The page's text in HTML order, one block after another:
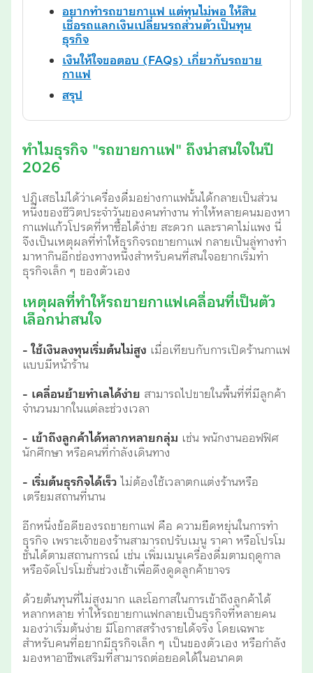
อยากทำรถขายกาแฟ แต่ทุนไม่พอ ให้สิน
เชื่อรถแลกเงินเปลี่ยนรถส่วนตัวเป็นทุน
ธุรกิจ
เงินให้ใจขอตอบ (FAQs) เกี่ยวกับรถขาย
กาแฟ
สรุป
ทำไมธุรกิจ "รถขายกาแฟ" ถึงน่าสนใจในปี
2026
ปฏิเสธไม่ได้ว่าเครื่องดื่มอย่างกาแฟนั้นได้กลายเป็นส่วน
หนึ่งของชีวิตประจำวันของคนทำงาน ทำให้หลายคนมองหา
กาแฟแก้วโปรดที่หาซื้อได้ง่าย สะดวก และราคาไม่แพง นี่
จึงเป็นเหตุผลที่ทำให้ธุรกิจรถขายกาแฟ กลายเป็นลู่ทางทำ
มาหากินอีกช่องทางหนึ่งสำหรับคนที่สนใจอยากเริ่มทำ
ธุรกิจเล็ก ๆ ของตัวเอง
เหตุผลที่ทำให้รถขายกาแฟเคลื่อนที่เป็นตัว
เลือกน่าสนใจ
- ใช้เงินลงทุนเริ่มต้นไม่สูง เมื่อเทียบกับการเปิดร้านกาแฟ
แบบมีหน้าร้าน
- เคลื่อนย้ายทำเลได้ง่าย สามารถไปขายในพื้นที่ที่มีลูกค้า
จำนวนมากในแต่ละช่วงเวลา
- เข้าถึงลูกค้าได้หลากหลายกลุ่ม เช่น พนักงานออฟฟิศ
นักศึกษา หรือคนที่กำลังเดินทาง
- เริ่มต้นธุรกิจได้เร็ว ไม่ต้องใช้เวลาตกแต่งร้านหรือ
เตรียมสถานที่นาน
อีกหนึ่งข้อดีของรถขายกาแฟ คือ ความยืดหยุ่นในการทำ
ธุรกิจ เพราะเจ้าของร้านสามารถปรับเมนู ราคา หรือโปรโม
ชั่นได้ตามสถานการณ์ เช่น เพิ่มเมนูเครื่องดื่มตามฤดูกาล
หรือจัดโปรโมชั่นช่วงเช้าเพื่อดึงดูดลูกค้าขาจร
ด้วยต้นทุนที่ไม่สูงมาก และโอกาสในการเข้าถึงลูกค้าได้
หลากหลาย ทำให้รถขายกาแฟกลายเป็นธุรกิจที่หลายคน
มองว่าเริ่มต้นง่าย มีโอกาสสร้างรายได้จริง โดยเฉพาะ
สำหรับคนที่อยากมีธุรกิจเล็ก ๆ เป็นของตัวเอง หรือกำลัง
มองหาอาชีพเสริมที่สามารถต่อยอดได้ในอนาคต